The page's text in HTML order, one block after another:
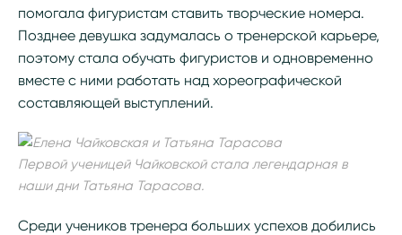
помогала фигуристам ставить творческие номера.
Позднее девушка задумалась о тренерской карьере,
поэтому стала обучать фигуристов и одновременно
вместе с ними работать над хореографической
составляющей выступлений.
Первой ученицей Чайковской стала легендарная в
наши дни Татьяна Тарасова.
Среди учеников тренера больших успехов добились